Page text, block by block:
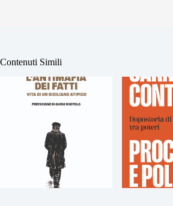
Contenuti Simili